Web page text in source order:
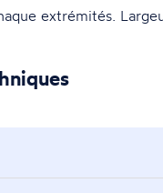
extrémités.